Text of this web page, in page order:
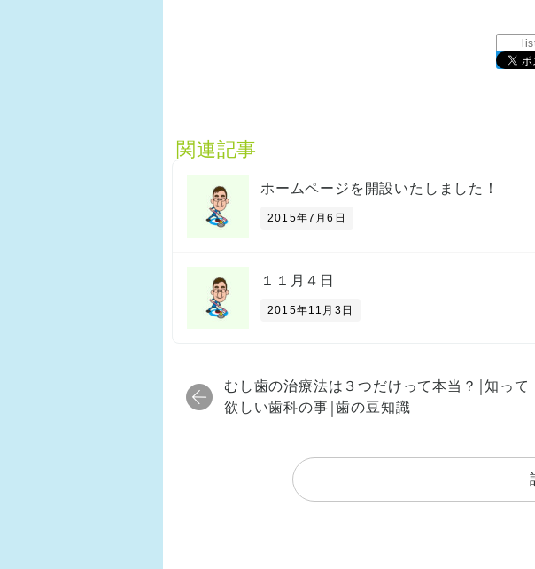
関連記事
ホームページを開設いたしました！
2015年7月6日
１１月４日
2015年11月3日
むし歯の治療法は３つだけって本当？￨知って
欲しい歯科の事￨歯の豆知識